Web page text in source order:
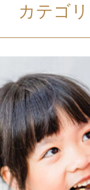
カテゴ